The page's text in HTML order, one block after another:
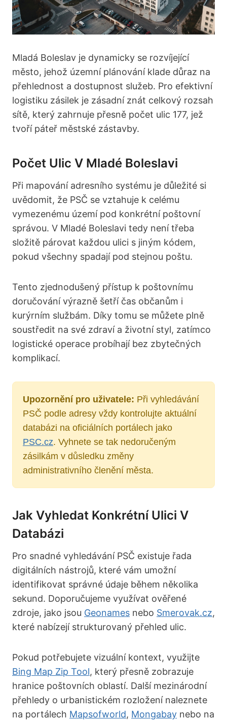
Mladá Boleslav je dynamicky se rozvíjející
město, jehož územní plánování klade důraz na
přehlednost a dostupnost služeb. Pro efektivní
logistiku zásilek je zásadní znát celkový rozsah
sítě, který zahrnuje přesně počet ulic 177, jež
tvoří páteř městské zástavby.
Počet Ulic V Mladé Boleslavi
Při mapování adresního systému je důležité si
uvědomit, že PSČ se vztahuje k celému
vymezenému území pod konkrétní poštovní
správou. V Mladé Boleslavi tedy není třeba
složitě párovat každou ulici s jiným kódem,
pokud všechny spadají pod stejnou poštu.
Tento zjednodušený přístup k poštovnímu
doručování výrazně šetří čas občanům i
kurýrním službám. Díky tomu se můžete plně
soustředit na své zdraví a životní styl, zatímco
logistické operace probíhají bez zbytečných
komplikací.
Upozornění pro uživatele: Při vyhledávání
PSČ podle adresy vždy kontrolujte aktuální
databázi na oficiálních portálech jako
PSC.cz. Vyhnete se tak nedoručeným
zásilkám v důsledku změny
administrativního členění města.
Jak Vyhledat Konkrétní Ulici V
Databázi
Pro snadné vyhledávání PSČ existuje řada
digitálních nástrojů, které vám umožní
identifikovat správné údaje během několika
sekund. Doporučujeme využívat ověřené
zdroje, jako jsou Geonames nebo Smerovak.cz,
které nabízejí strukturovaný přehled ulic.
Pokud potřebujete vizuální kontext, využijte
Bing Map Zip Tool, který přesně zobrazuje
hranice poštovních oblastí. Další mezinárodní
přehledy o urbanistickém rozložení naleznete
na portálech Mapsofworld, Mongabay nebo na